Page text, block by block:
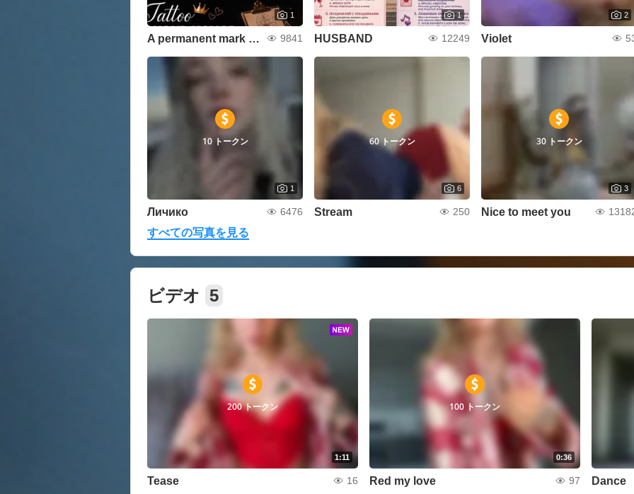
1
A permanent mark on the body (tattoo) 9841
1
HUSBAND 12249
2
Violet
10 トークン
1
Личико 6476
60 トークン
6
Stream 250
30 トークン
3
Nice to meet you
すべての写真を見る
ビデオ 5
1:11
200 トークン
Tease 16
0:36
100 トークン
Red my love 97 Dance